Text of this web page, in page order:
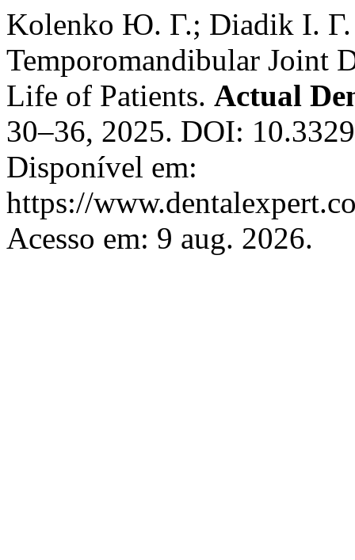
Kolenko Ю. Г.; Diadik І.
Temporomandibular Joint
Life of Patients. Actual
30–36, 2025. DOI:
Disponível em:
https://
Acesso em: 9 aug. 2026.